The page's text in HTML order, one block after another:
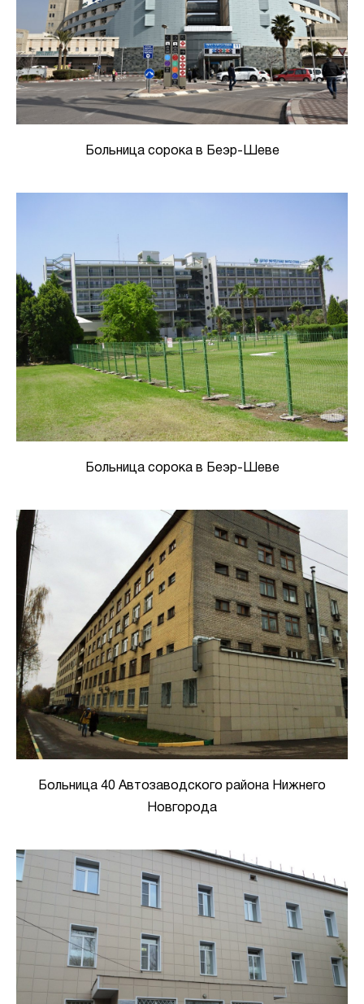
Больница сорока в Беэр-Шеве
Больница сорока в Беэр-Шеве
Больница 40 Автозаводского района Нижнего
Новгорода